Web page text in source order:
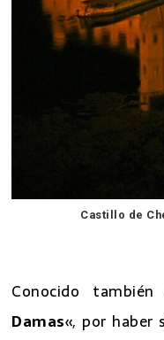
Castillo de
Conocido
Damas«, por haber